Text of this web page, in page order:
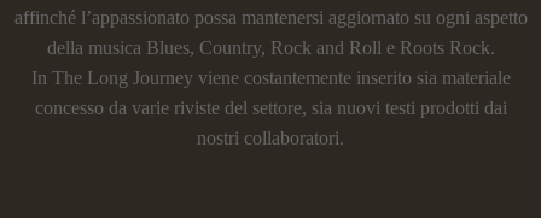
affinché l’appassionato possa mantenersi aggiornato su ogni aspetto
della musica Blues, Country, Rock and Roll e Roots Rock.
In The Long Journey viene costantemente inserito sia materiale
concesso da varie riviste del settore, sia nuovi testi prodotti dai
nostri collaboratori.